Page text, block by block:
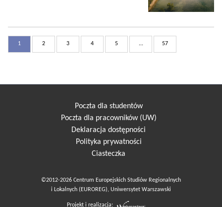
1 2 3 4 5 ... 57
Poczta dla studentów
Poczta dla pracowników (UW)
Deklaracja dostępności
Polityka prywatności
Ciasteczka
©2012-2026 Centrum Europejskich Studiów Regionalnych
i Lokalnych (EUROREG), Uniwersytet Warszawski
Projekt i realizacja: